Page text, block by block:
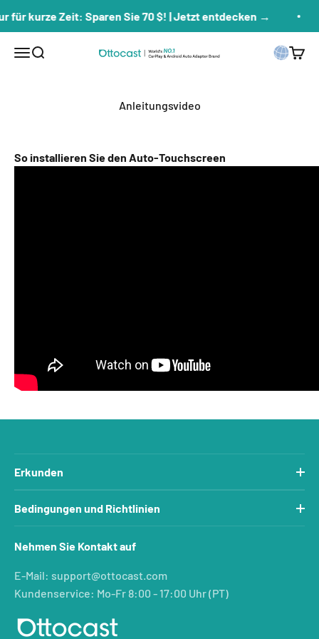
für kurze Zeit: Sparen Sie 70 $! | Jetzt entdecken →
MenüSuche ottoscreen
Anleitungsvideo
So installieren Sie den Auto-Touchscreen
Erkunden
Bedingungen und Richtlinien
Nehmen Sie Kontakt auf
E-Mail: support@ottocast.com
Kundenservice: Mo-Fr 8:00 - 17:00 Uhr (PT)